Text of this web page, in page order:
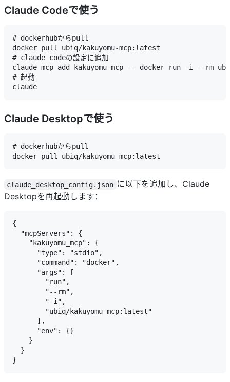
Claude Codeで使う
# dockerhubからpull
docker pull ubiq/kakuyomu-mcp:latest
# claude codeの設定に追加
claude mcp add kakuyomu-mcp -- docker run -i --rm
# 起動
Claude Desktopで使う
# dockerhubからpull
claude_desktop_config.json に以下を追加し、Claude
Desktopを再起動します：
{
  "mcpServers": {
    "kakuyomu_mcp": {
      "type": "stdio",
      "command": "docker",
      "args": [
        "run",
        "--rm",
        "-i",
        "ubiq/kakuyomu-mcp:latest"
      ],
      "env": {}
    }
  }